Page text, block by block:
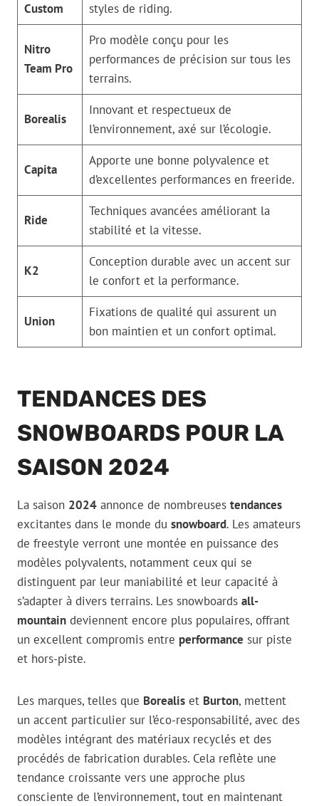
Custom
styles de riding.
Nitro
Team Pro
Pro modèle conçu pour les
performances de précision sur tous les
terrains.
Borealis
Innovant et respectueux de
l’environnement, axé sur l’écologie.
Capita
Apporte une bonne polyvalence et
d’excellentes performances en freeride.
Ride
Techniques avancées améliorant la
stabilité et la vitesse.
K2
Conception durable avec un accent sur
le confort et la performance.
Union
Fixations de qualité qui assurent un
bon maintien et un confort optimal.
TENDANCES DES
SNOWBOARDS POUR LA
SAISON 2024
La saison 2024 annonce de nombreuses tendances
excitantes dans le monde du snowboard. Les amateurs
de freestyle verront une montée en puissance des
modèles polyvalents, notamment ceux qui se
distinguent par leur maniabilité et leur capacité à
s’adapter à divers terrains. Les snowboards all-
mountain deviennent encore plus populaires, offrant
un excellent compromis entre performance sur piste
et hors-piste.
Les marques, telles que Borealis et Burton, mettent
un accent particulier sur l’éco-responsabilité, avec des
modèles intégrant des matériaux recyclés et des
procédés de fabrication durables. Cela reflète une
tendance croissante vers une approche plus
consciente de l’environnement, tout en maintenant